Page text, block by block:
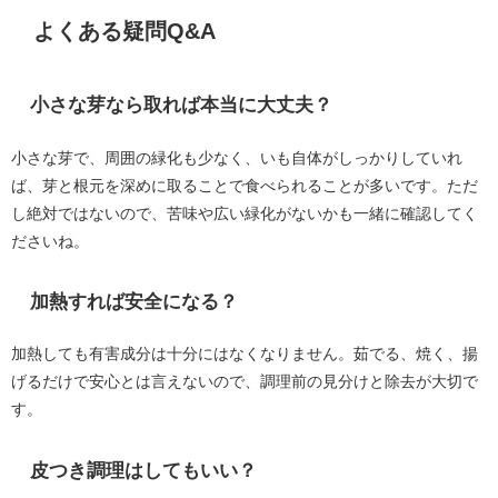
よくある疑問Q&A
小さな芽なら取れば本当に大丈夫？
小さな芽で、周囲の緑化も少なく、いも自体がしっかりしていれ
ば、芽と根元を深めに取ることで食べられることが多いです。ただ
し絶対ではないので、苦味や広い緑化がないかも一緒に確認してく
ださいね。
加熱すれば安全になる？
加熱しても有害成分は十分にはなくなりません。茹でる、焼く、揚
げるだけで安心とは言えないので、調理前の見分けと除去が大切で
す。
皮つき調理はしてもいい？